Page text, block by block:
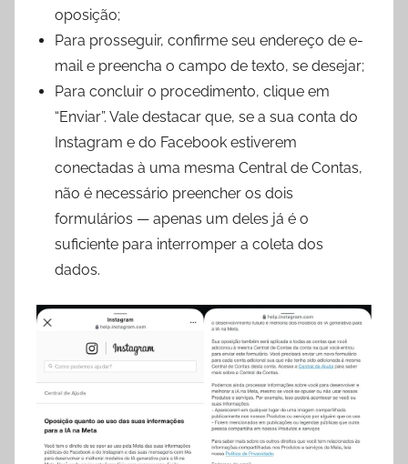
oposição;
Para prosseguir, confirme seu endereço de e-
mail e preencha o campo de texto, se desejar;
Para concluir o procedimento, clique em
“Enviar”. Vale destacar que, se a sua conta do
Instagram e do Facebook estiverem
conectadas à uma mesma Central de Contas,
não é necessário preencher os dois
formulários — apenas um deles já é o
suficiente para interromper a coleta dos
dados.